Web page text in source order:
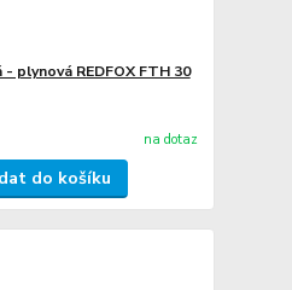
plynová REDFOX FTH 30
na dotaz
do košíku